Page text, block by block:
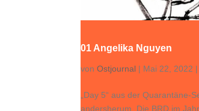
01 Angelika Nguyen
vonOstjournal | Mai 22, 2022
„Day 5“ aus der Quarantäne-
andersherum. Die BRD im